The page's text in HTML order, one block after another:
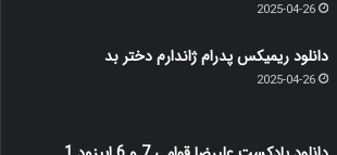
2025-04-26
دانلود ریمیکس پدرام ژاندارم دختر بد
2025-04-26